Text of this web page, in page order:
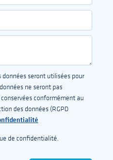
seront utilisées pour
ne seront pas
conformément au
des données (RGPD
de confidentialité.